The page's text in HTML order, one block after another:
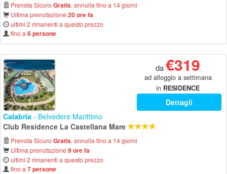
Prenota Sicuro Gratis, annulla fino a 14 giorni
Ultima prenotazione 20 ore fa
ultimi 2 rimanenti a questo prezzo
fino a 6 persone
da€319
ad alloggio a settimana
in RESIDENCE
Dettagli
Calabria - Belvedere Marittimo
Club Residence La Castellana Mare
Prenota Sicuro Gratis, annulla fino a 14 giorni
Ultima prenotazione 9 ore fa
ultimi 2 rimanenti a questo prezzo
fino a 7 persone